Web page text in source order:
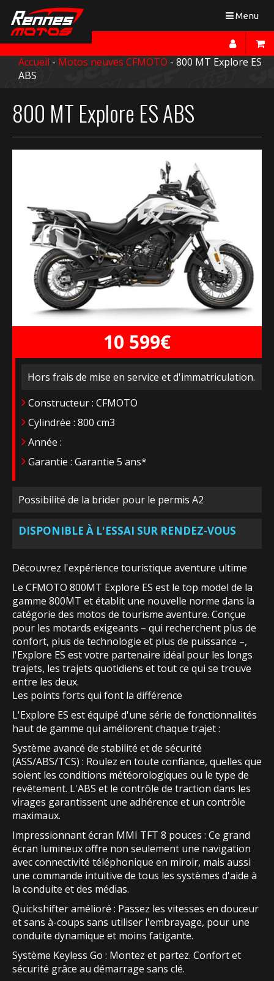
Toggle
Menu
Accueil - Motos neuves CFMOTO - 800 MT Explore ES
ABS
800 MT Explore ES ABS
10 599€
Hors frais de mise en service et d'immatriculation.
Constructeur : CFMOTO
Cylindrée : 800 cm3
Année :
Garantie : Garantie 5 ans*
Possibilité de la brider pour le permis A2
DISPONIBLE À L'ESSAI SUR RENDEZ-VOUS
Découvrez l'expérience touristique aventure ultime
Le CFMOTO 800MT Explore ES est le top model de la
gamme 800MT et établit une nouvelle norme dans la
catégorie des motos de tourisme aventure. Conçue
pour les motards exigeants – qui recherchent plus de
confort, plus de technologie et plus de puissance –,
l'Explore ES est votre partenaire idéal pour les longs
trajets, les trajets quotidiens et tout ce qui se trouve
entre les deux.
Les points forts qui font la différence
L'Explore ES est équipé d'une série de fonctionnalités
haut de gamme qui améliorent chaque trajet :
Système avancé de stabilité et de sécurité
(ASS/ABS/TCS) : Roulez en toute confiance, quelles que
soient les conditions météorologiques ou le type de
revêtement. L'ABS et le contrôle de traction dans les
virages garantissent une adhérence et un contrôle
maximaux.
Impressionnant écran MMI TFT 8 pouces : Ce grand
écran lumineux offre non seulement une navigation
avec connectivité téléphonique en miroir, mais aussi
une commande intuitive de tous les systèmes d'aide à
la conduite et des médias.
Quickshifter amélioré : Passez les vitesses en douceur
et sans à-coups sans utiliser l'embrayage, pour une
conduite dynamique et moins fatigante.
Système Keyless Go : Montez et partez. Confort et
sécurité grâce au démarrage sans clé.